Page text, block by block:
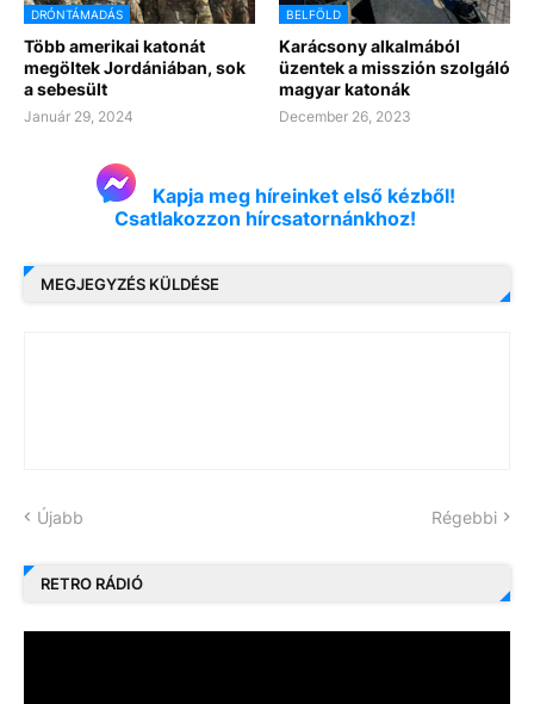
DRÓNTÁMADÁS
Több amerikai katonát
megöltek Jordániában, sok
a sebesült
Január 29, 2024
BELFÖLD
Karácsony alkalmából
üzentek a misszión szolgáló
magyar katonák
December 26, 2023
Kapja meg híreinket első kézből!
Csatlakozzon hírcsatornánkhoz!
MEGJEGYZÉS KÜLDÉSE
Újabb Régebbi
RETRO RÁDIÓ